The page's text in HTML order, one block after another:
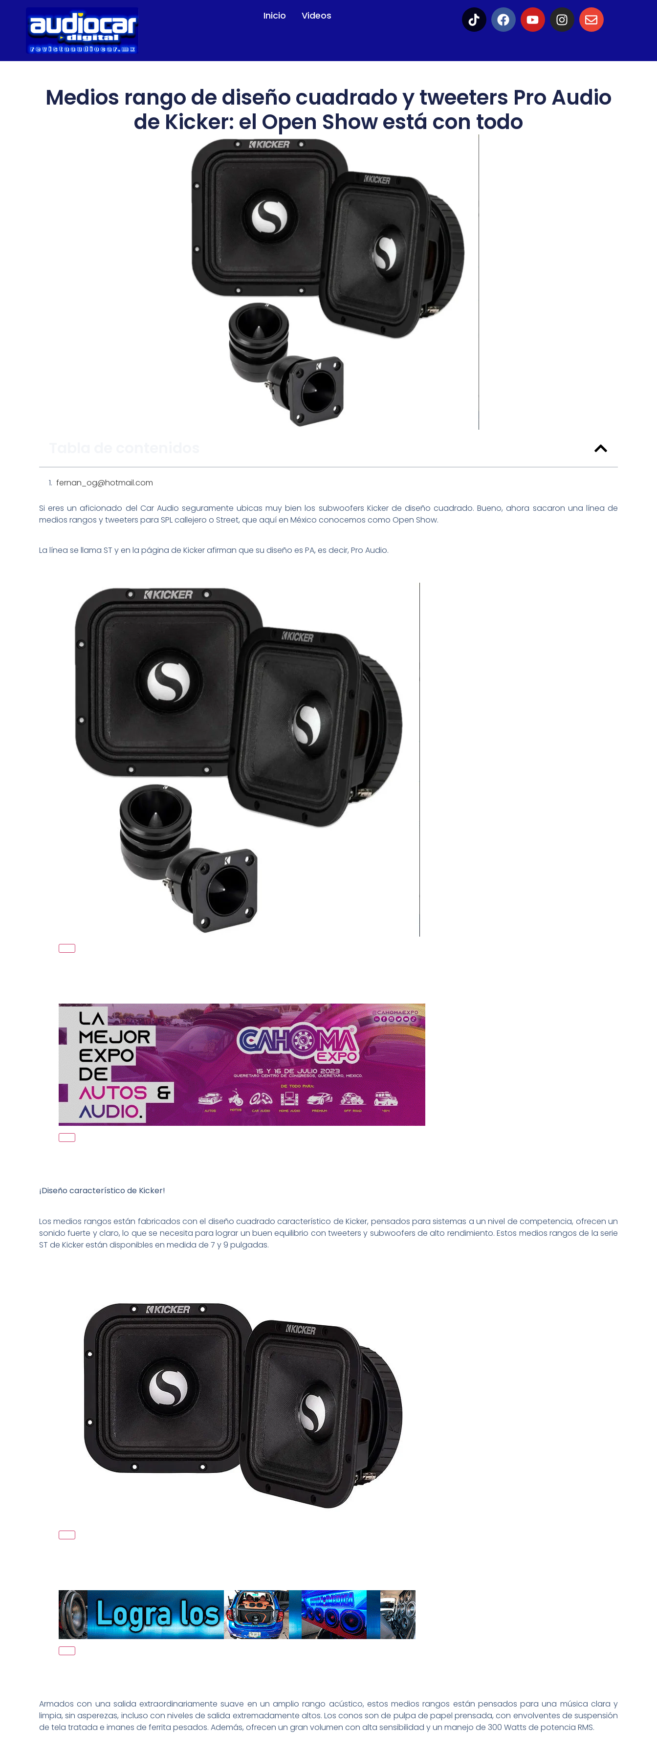
Inicio Videos
Medios rango de diseño cuadrado y tweeters Pro Audio
de Kicker: el Open Show está con todo
fernan_og@hotmail.com
Si eres un aficionado del Car Audio seguramente ubicas muy bien los subwoofers Kicker de diseño cuadrado. Bueno, ahora sacaron una línea de
medios rangos y tweeters para SPL callejero o Street, que aquí en México conocemos como Open Show.
La línea se llama ST y en la página de Kicker afirman que su diseño es PA, es decir, Pro Audio.
¡Diseño característico de Kicker!
Los medios rangos están fabricados con el diseño cuadrado característico de Kicker, pensados para sistemas a un nivel de competencia, ofrecen un
sonido fuerte y claro, lo que se necesita para lograr un buen equilibrio con tweeters y subwoofers de alto rendimiento. Estos medios rangos de la serie
ST de Kicker están disponibles en medida de 7 y 9 pulgadas.
Armados con una salida extraordinariamente suave en un amplio rango acústico, estos medios rangos están pensados para una música clara y
limpia, sin asperezas, incluso con niveles de salida extremadamente altos. Los conos son de pulpa de papel prensada, con envolventes de suspensión
de tela tratada e imanes de ferrita pesados. Además, ofrecen un gran volumen con alta sensibilidad y un manejo de 300 Watts de potencia RMS.